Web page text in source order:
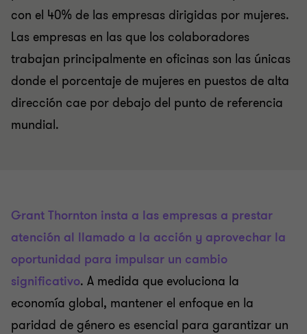
con el 40% de las empresas dirigidas por mujeres.
Las empresas en las que los colaboradores
trabajan principalmente en oficinas son las únicas
donde el porcentaje de mujeres en puestos de alta
dirección cae por debajo del punto de referencia
mundial.
Grant Thornton insta a las empresas a prestar
atención al llamado a la acción y aprovechar la
oportunidad para impulsar un cambio
significativo. A medida que evoluciona la
economía global, mantener el enfoque en la
paridad de género es esencial para garantizar un